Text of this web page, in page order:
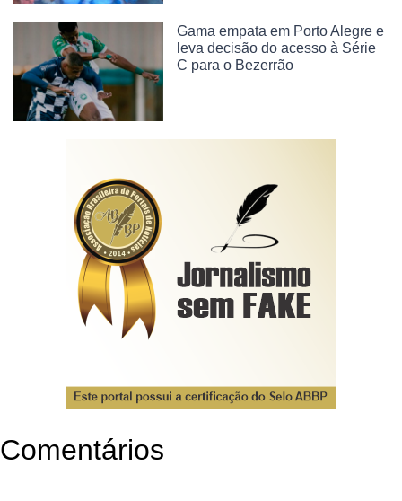
Gama empata em Porto Alegre e
leva decisão do acesso à Série
C para o Bezerrão
Comentários